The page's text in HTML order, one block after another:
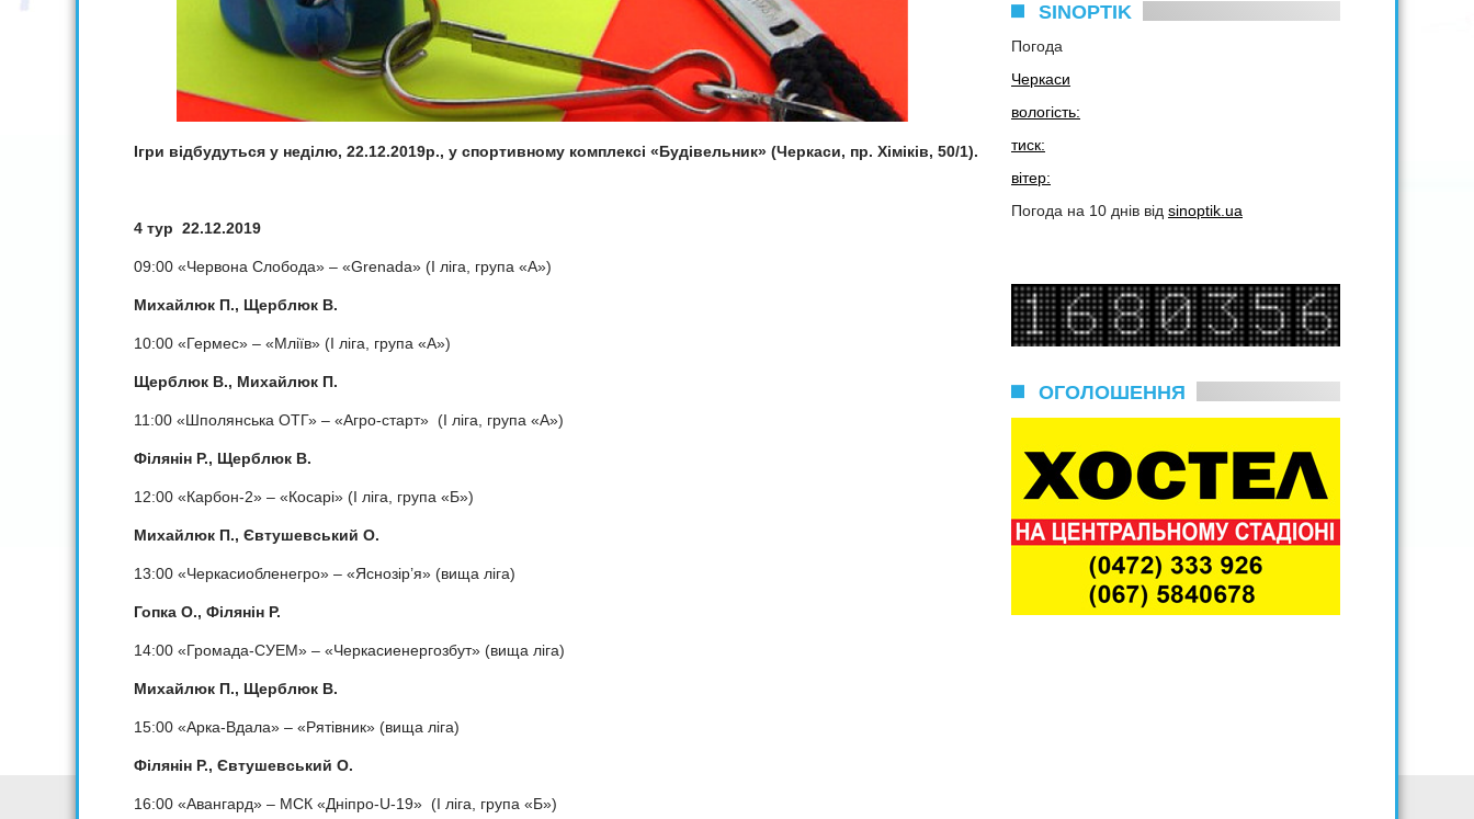
Ігри відбудуться у неділю, 22.12.2019р., у спортивному комплексі «Будівельник» (Черкаси, пр. Хіміків, 50/1).
4 тур 22.12.2019
09:00 «Червона Слобода» – «Grenada» (I ліга, група «А»)
Михайлюк П., Щерблюк В.
10:00 «Гермес» – «Мліїв» (I ліга, група «А»)
Щерблюк В., Михайлюк П.
11:00 «Шполянська ОТГ» – «Агро-старт» (I ліга, група «А»)
Філянін Р., Щерблюк В.
12:00 «Карбон-2» – «Косарі» (I ліга, група «Б»)
Михайлюк П., Євтушевський О.
13:00 «Черкасиобленегро» – «Яснозір’я» (вища ліга)
Гопка О., Філянін Р.
14:00 «Громада-СУЕМ» – «Черкасиенергозбут» (вища ліга)
Михайлюк П., Щерблюк В.
15:00 «Арка-Вдала» – «Рятівник» (вища ліга)
Філянін Р., Євтушевський О.
16:00 «Авангард» – МСК «Дніпро-U-19» (I ліга, група «Б»)
SINOPTIK
Погода
Черкаси
вологість:
тиск:
вітер:
Погода на 10 днів від sinoptik.ua
ОГОЛОШЕННЯ